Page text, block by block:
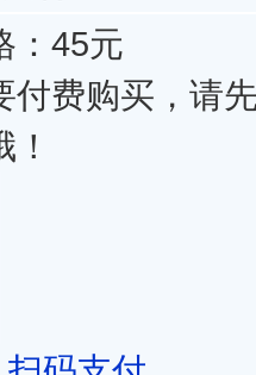
：45元
付费购买，请